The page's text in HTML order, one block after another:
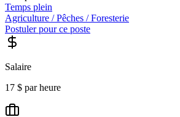
Temps plein
Agriculture / Pêches / Foresterie
Postuler pour ce poste
Salaire
17 $ par heure